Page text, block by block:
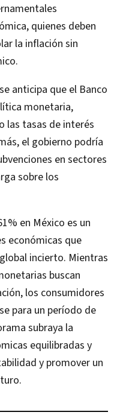
quienes deben
la inflación sin
anticipa que el Banco
monetaria,
las tasas de interés
el gobierno podría
en sectores
sobre los
en México es un
económicas que
incierto. Mientras
buscan
los consumidores
para un período de
subraya la
equilibradas y
y promover un